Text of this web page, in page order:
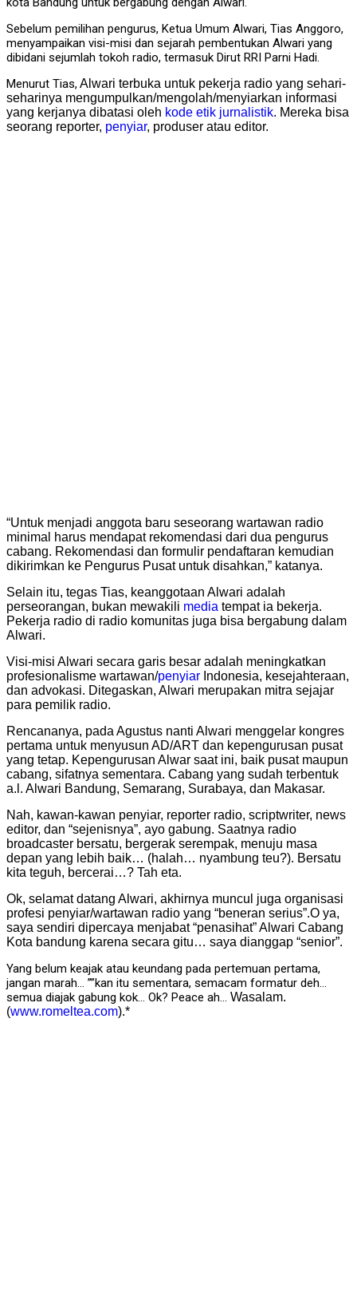
Sebelum pemilihan pengurus, Ketua Umum Alwari, Tias Anggoro,
menyampaikan visi-misi dan sejarah pembentukan Alwari yang
dibidani sejumlah tokoh radio, termasuk Dirut RRI Parni Hadi.
Menurut Tias,Alwari terbuka untuk pekerja radio yang sehari-
seharinya mengumpulkan/mengolah/menyiarkan informasi
yang kerjanya dibatasi oleh kode etik jurnalistik. Mereka bisa
seorang reporter, penyiar, produser atau editor.
“Untuk menjadi anggota baru seseorang wartawan radio
minimal harus mendapat rekomendasi dari dua pengurus
cabang. Rekomendasi dan formulir pendaftaran kemudian
dikirimkan ke Pengurus Pusat untuk disahkan,” katanya.
Selain itu, tegas Tias, keanggotaan Alwari adalah
perseorangan, bukan mewakili media tempat ia bekerja.
Pekerja radio di radio komunitas juga bisa bergabung dalam
Alwari.
Visi-misi Alwari secara garis besar adalah meningkatkan
profesionalisme wartawan/penyiar Indonesia, kesejahteraan,
dan advokasi. Ditegaskan, Alwari merupakan mitra sejajar
para pemilik radio.
Rencananya, pada Agustus nanti Alwari menggelar kongres
pertama untuk menyusun AD/ART dan kepengurusan pusat
yang tetap. Kepengurusan Alwar saat ini, baik pusat maupun
cabang, sifatnya sementara. Cabang yang sudah terbentuk
a.l. Alwari Bandung, Semarang, Surabaya, dan Makasar.
Nah, kawan-kawan penyiar, reporter radio, scriptwriter, news
editor, dan “sejenisnya”, ayo gabung. Saatnya radio
broadcaster bersatu, bergerak serempak, menuju masa
depan yang lebih baik… (halah… nyambung teu?). Bersatu
kita teguh, bercerai…? Tah eta.
Ok, selamat datang Alwari, akhirnya muncul juga organisasi
profesi penyiar/wartawan radio yang “beneran serius”.O ya,
saya sendiri dipercaya menjabat “penasihat” Alwari Cabang
Kota bandung karena secara gitu… saya dianggap “senior”.
Yang belum keajak atau keundang pada pertemuan pertama,
jangan marah… ””kan itu sementara, semacam formatur deh…
semua diajak gabung kok… Ok? Peace ah… Wasalam.
(www.romeltea.com).*